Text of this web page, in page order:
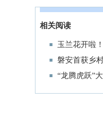
相关阅读
玉兰花开啦
磐安首获乡
“龙腾虎跃”